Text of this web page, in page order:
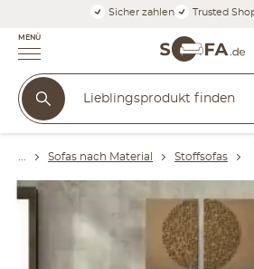
Sicher zahlen Trusted
MENÜ
Sofas nach Material Stoffsofas